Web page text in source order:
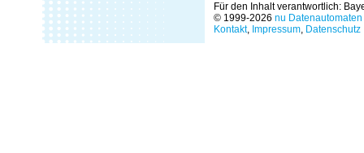
Für den Inhalt verantwortlich:
© 1999-2026 nu
Kontakt, Impressum, Datenschutz